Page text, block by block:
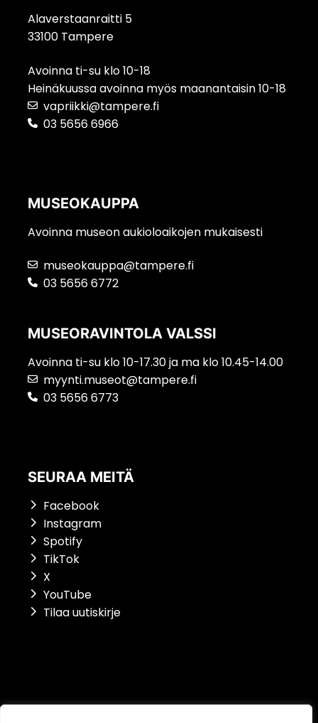
Alaverstaanraitti 5
33100 Tampere
Avoinna ti-su klo 10-18
Heinäkuussa avoinna myös maanantaisin 10-18
vapriikki@tampere.fi
03 5656 6966
MUSEOKAUPPA
Avoinna museon aukioloaikojen mukaisesti
museokauppa@tampere.fi
03 5656 6772
MUSEORAVINTOLA VALSSI
Avoinna ti-su klo 10-17.30 ja ma klo 10.45-14.00
myynti.museot@tampere.fi
03 5656 6773
SEURAA MEITÄ
Facebook
Instagram
Spotify
TikTok
X
YouTube
Tilaa uutiskirje